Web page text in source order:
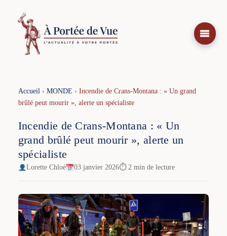
contenu
Accueil› MONDE › Incendie de Crans-Montana : « Un grand
brûlé peut mourir », alerte un spécialiste
Incendie de Crans-Montana : « Un
grand brûlé peut mourir », alerte un
spécialiste
Lorette Chloé 03 janvier 2026⏱ 2 min de lecture